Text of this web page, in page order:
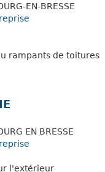
EN-BRESSE
rampants de toitures
EN BRESSE
l'extérieur